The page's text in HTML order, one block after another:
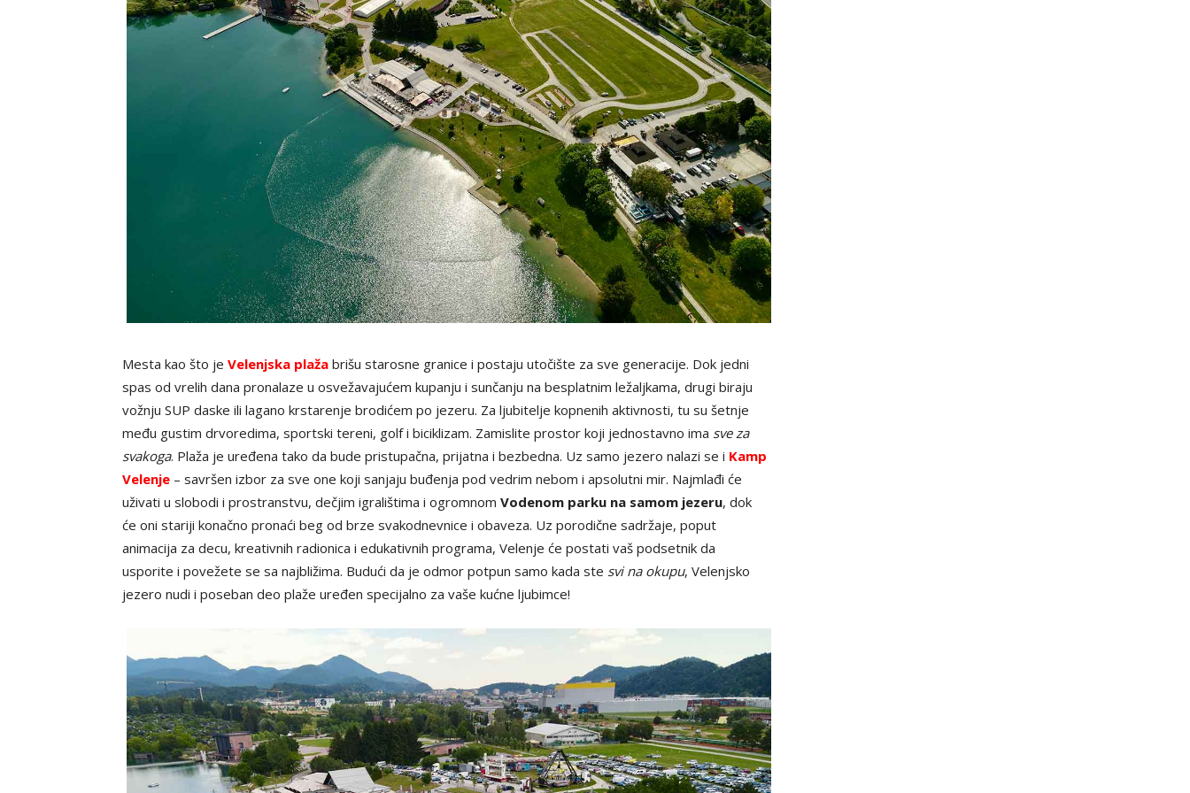
Mesta kao što je Velenjska plaža brišu starosne granice i postaju utočište za sve generacije. Dok jedni
spas od vrelih dana pronalaze u osvežavajućem kupanju i sunčanju na besplatnim ležaljkama, drugi biraju
vožnju SUP daske ili lagano krstarenje brodićem po jezeru. Za ljubitelje kopnenih aktivnosti, tu su šetnje
među gustim drvoredima, sportski tereni, golf i biciklizam. Zamislite prostor koji jednostavno ima sve za
svakoga. Plaža je uređena tako da bude pristupačna, prijatna i bezbedna. Uz samo jezero nalazi se i Kamp
Velenje – savršen izbor za sve one koji sanjaju buđenja pod vedrim nebom i apsolutni mir. Najmlađi će
uživati u slobodi i prostranstvu, dečjim igralištima i ogromnom Vodenom parku na samom jezeru, dok
će oni stariji konačno pronaći beg od brze svakodnevnice i obaveza. Uz porodične sadržaje, poput
animacija za decu, kreativnih radionica i edukativnih programa, Velenje će postati vaš podsetnik da
usporite i povežete se sa najbližima. Budući da je odmor potpun samo kada ste svi na okupu, Velenjsko
jezero nudi i poseban deo plaže uređen specijalno za vaše kućne ljubimce!